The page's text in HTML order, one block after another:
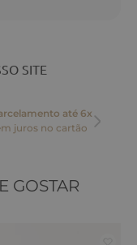
SITE
até 6x
juros no cartão
GOSTAR